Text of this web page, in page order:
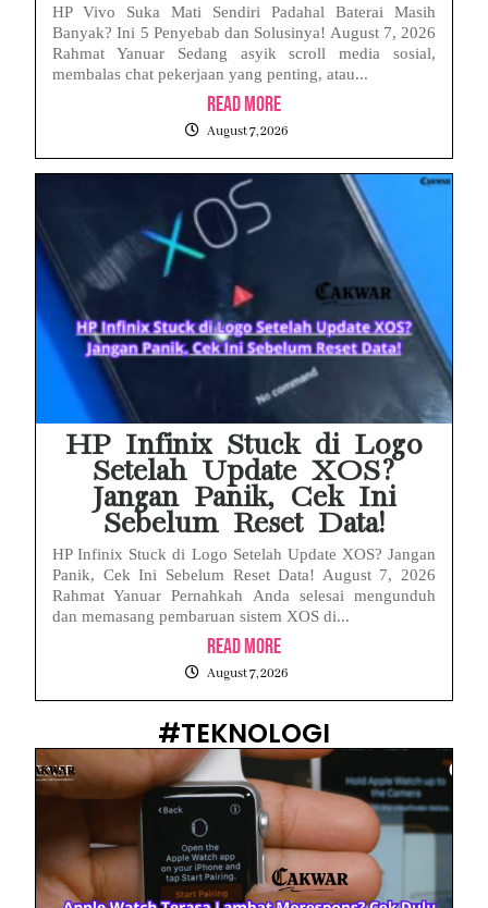
HP Vivo Suka Mati Sendiri Padahal Baterai Masih
Banyak? Ini 5 Penyebab dan Solusinya! August 7, 2026
Rahmat Yanuar Sedang asyik scroll media sosial,
membalas chat pekerjaan yang penting, atau...
Read More
August 7, 2026
HP Infinix Stuck di Logo
Setelah Update XOS?
Jangan Panik, Cek Ini
Sebelum Reset Data!
HP Infinix Stuck di Logo Setelah Update XOS? Jangan
Panik, Cek Ini Sebelum Reset Data! August 7, 2026
Rahmat Yanuar Pernahkah Anda selesai mengunduh
dan memasang pembaruan sistem XOS di...
Read More
August 7, 2026
#TEKNOLOGI